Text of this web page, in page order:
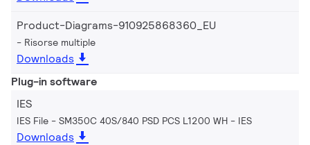
Product-Diagrams-910925868360_EU
Risorse multiple
Downloads
Plug-in software
IES
IES File - SM350C 40S/840 PSD PCS L1200 WH IES
Downloads